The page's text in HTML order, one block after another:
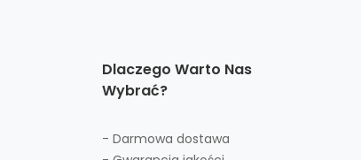
Dlaczego Warto Nas
Wybrać?
- Darmowa dostawa